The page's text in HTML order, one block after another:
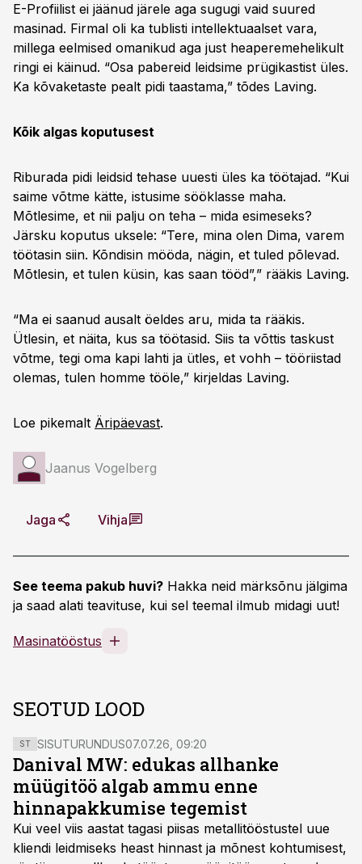
E-Profiilist ei jäänud järele aga sugugi vaid suured
masinad. Firmal oli ka tublisti intellektuaalset vara,
millega eelmised omanikud aga just heaperemehelikult
ringi ei käinud. “Osa pabereid leidsime prügikastist üles.
Ka kõvaketaste pealt pidi taastama,” tõdes Laving.
Kõik algas koputusest
Riburada pidi leidsid tehase uuesti üles ka töötajad. “Kui
saime võtme kätte, istusime sööklasse maha.
Mõtlesime, et nii palju on teha – mida esimeseks?
Järsku koputus uksele: “Tere, mina olen Dima, varem
töötasin siin. Kõndisin mööda, nägin, et tuled põlevad.
Mõtlesin, et tulen küsin, kas saan tööd”,” rääkis Laving.
“Ma ei saanud ausalt öeldes aru, mida ta rääkis.
Ütlesin, et näita, kus sa töötasid. Siis ta võttis taskust
võtme, tegi oma kapi lahti ja ütles, et vohh – tööriistad
olemas, tulen homme tööle,” kirjeldas Laving.
Loe pikemalt Äripäevast.
Jaanus Vogelberg
Jaga Vihja
See teema pakub huvi? Hakka neid märksõnu jälgima
ja saad alati teavituse, kui sel teemal ilmub midagi uut!
Masinatööstus
SEOTUD LOOD
ST SISUTURUNDUS07.07.26, 09:20
Danival MW: edukas allhanke
müügitöö algab ammu enne
hinnapakkumise tegemist
Kui veel viis aastat tagasi piisas metallitööstustel uue
kliendi leidmiseks heast hinnast ja mõnest kohtumisest,